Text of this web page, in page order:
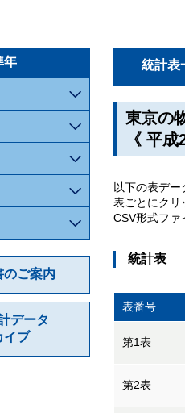
年
のご案内
データ
イブ
統計表
東京の
《 平
以下の表デ
表ごとにクリ
CSV形式ファ
統計表
表番号
第1表
第2表